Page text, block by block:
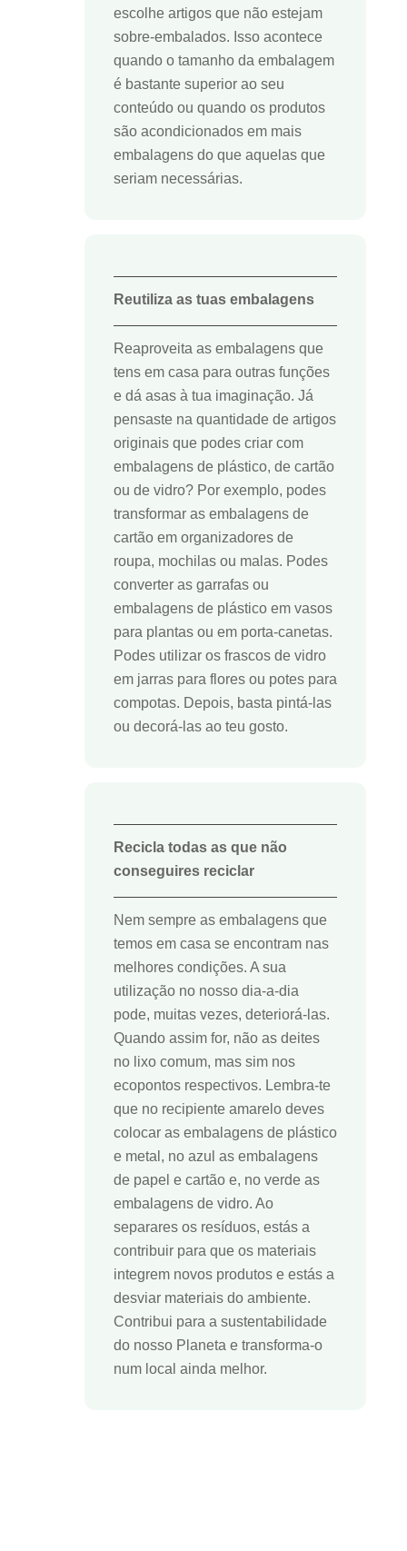
escolhe artigos que não estejam
sobre-embalados. Isso acontece
quando o tamanho da embalagem
é bastante superior ao seu
conteúdo ou quando os produtos
são acondicionados em mais
embalagens do que aquelas que
seriam necessárias.
Reutiliza as tuas embalagens
Reaproveita as embalagens que
tens em casa para outras funções
e dá asas à tua imaginação. Já
pensaste na quantidade de artigos
originais que podes criar com
embalagens de plástico, de cartão
ou de vidro? Por exemplo, podes
transformar as embalagens de
cartão em organizadores de
roupa, mochilas ou malas. Podes
converter as garrafas ou
embalagens de plástico em vasos
para plantas ou em porta-canetas.
Podes utilizar os frascos de vidro
em jarras para flores ou potes para
compotas. Depois, basta pintá-las
ou decorá-las ao teu gosto.
Recicla todas as que não
conseguires reciclar
Nem sempre as embalagens que
temos em casa se encontram nas
melhores condições. A sua
utilização no nosso dia-a-dia
pode, muitas vezes, deteriorá-las.
Quando assim for, não as deites
no lixo comum, mas sim nos
ecopontos respectivos. Lembra-te
que no recipiente amarelo deves
colocar as embalagens de plástico
e metal, no azul as embalagens
de papel e cartão e, no verde as
embalagens de vidro. Ao
separares os resíduos, estás a
contribuir para que os materiais
integrem novos produtos e estás a
desviar materiais do ambiente.
Contribui para a sustentabilidade
do nosso Planeta e transforma-o
num local ainda melhor.